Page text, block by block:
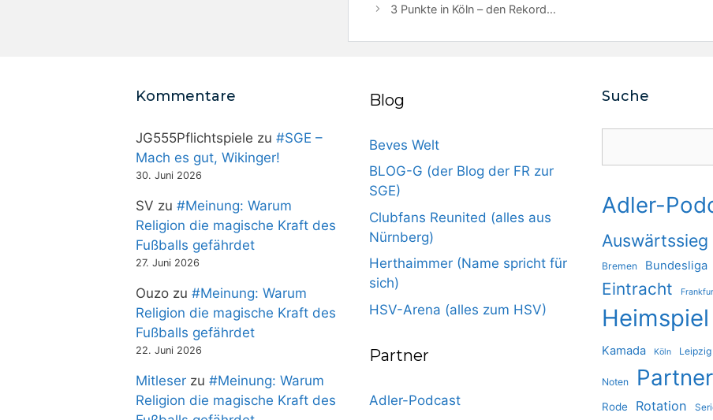
3 Punkte in Köln – den Rekord…
Kommentare
JG555Pflichtspiele zu #SGE –
Mach es gut, Wikinger!
30. Juni 2026
SV zu #Meinung: Warum
Religion die magische Kraft des
Fußballs gefährdet
27. Juni 2026
Ouzo zu #Meinung: Warum
Religion die magische Kraft des
Fußballs gefährdet
22. Juni 2026
Mitleser zu #Meinung: Warum
Religion die magische Kraft des
Blog
Beves Welt
BLOG-G (der Blog der FR zur
SGE)
Clubfans Reunited (alles aus
Nürnberg)
Herthaimmer (Name spricht für
sich)
HSV-Arena (alles zum HSV)
Partner
Adler-Podcast
Suche
Adler-
Auswärtssieg
Bremen
Bundesliga
Eintracht
Heimspiel
Kamada Köln Leipzig
Noten
Rode Rotation